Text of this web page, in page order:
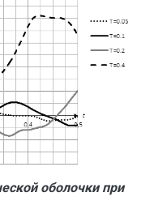
оболочки при